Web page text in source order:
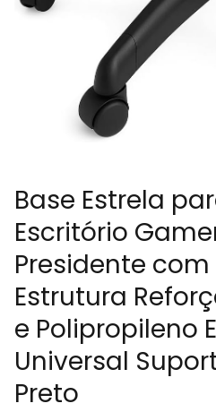
Base Estrela
Escritório
Presidente com
Estrutura
e Polipropileno
Universal
Preto